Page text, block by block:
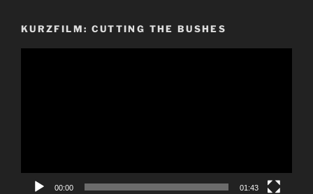
KURZFILM: CUTTING THE BUSHES
00:00 01:43